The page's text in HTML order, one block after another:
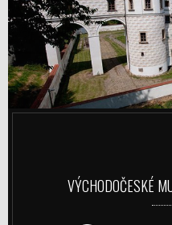
VÝCHODOČESKÉ